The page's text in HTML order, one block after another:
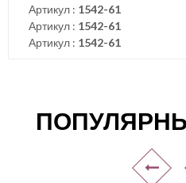
Артикул : 1542-61
Артикул : 1542-61
Артикул : 1542-61